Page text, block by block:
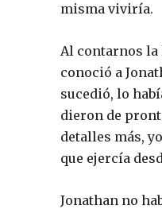
misma viviría.
Al contarnos la
conoció a
sucedió, lo
dieron de
detalles más,
que ejercía
Jonathan no